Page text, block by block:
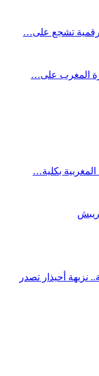
المغرب على…
المغربية بكلية…
نزيهة أحيذار تصدر